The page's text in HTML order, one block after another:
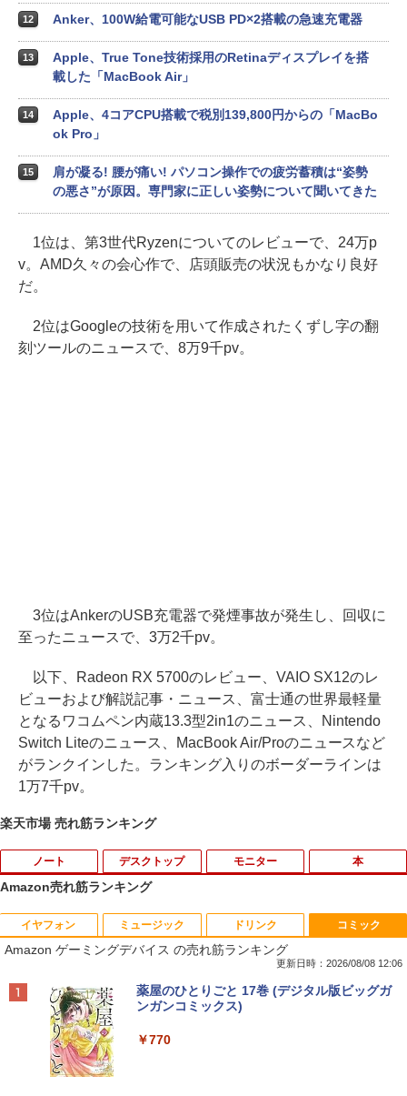
12 Anker、100W給電可能なUSB PD×2搭載の急速充電器
13
Apple、True Tone技術採用のRetinaディスプレイを搭
載した「MacBook Air」
14
Apple、4コアCPU搭載で税別139,800円からの「MacBo
ok Pro」
15
肩が凝る! 腰が痛い! パソコン操作での疲労蓄積は“姿勢
の悪さ”が原因。専門家に正しい姿勢について聞いてきた
1位は、第3世代Ryzenについてのレビューで、24万p
v。AMD久々の会心作で、店頭販売の状況もかなり良好
だ。
2位はGoogleの技術を用いて作成されたくずし字の翻
刻ツールのニュースで、8万9千pv。
3位はAnkerのUSB充電器で発煙事故が発生し、回収に
至ったニュースで、3万2千pv。
以下、Radeon RX 5700のレビュー、VAIO SX12のレ
ビューおよび解説記事・ニュース、富士通の世界最軽量
となるワコムペン内蔵13.3型2in1のニュース、Nintendo
Switch Liteのニュース、MacBook Air/Proのニュースなど
がランクインした。ランキング入りのボーダーラインは
1万7千pv。
楽天市場 売れ筋ランキング
ノート
1
中古パソコン | Dell | Latitude 3590 | Wi
ndows11 | ノートPC | 一年保証 | 第8世
代 | Core i5 8250U 1.6(〜最大3.4)GHz |
ライブ:非搭載 | 無線LAN:あり | Webカ
メラ内蔵 | テンキー | Win11Pro64Bit | A
デスクトップ
1
【★最大100%ポイント】おまかせ 中古
パソコン Windows XP Celeron or Core
2 メモリ 4GB HDD 250GB DVDドライブ
安心保証 初期設定不要
モニター
1
【おまかせ】モニター 23インチ 1920x1
080 フルHD HDMI PCモニター 中古ディ
￥6,600
本
1
オレンジページ 2026 10/17号増刊＜グレ
ー＞ [雑誌]
￥1,689
Amazon売れ筋ランキング
イヤフォン
Anker Soundcore P40i オフホワイト
ミュージック
BRUCE WAYNE feat. Flo Milli, ATL Jacob
[Explicit]
￥250
ドリンク
by Amazon 天然水 ラベルレス 500ml ×24本
富士山の天然水 バナジウム含有 水 ミネラル
ットル (Smart Basic)
コミック
Amazon ゲーミングデバイス の売れ筋ランキング
更新日時：2026/08/08 12:06
薬屋のひとりごと 17巻 (デジタル版ビッグガ
ンガンコミックス)
￥770